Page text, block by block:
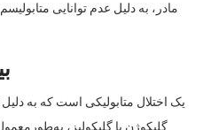
مادر، به دلیل عدم توانایی
یک اختلال متابولیکی است که به
گلیکوژن یا گلیکولیز،